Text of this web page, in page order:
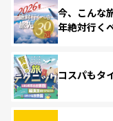
今、こんな
年絶対行く
コスパもタ